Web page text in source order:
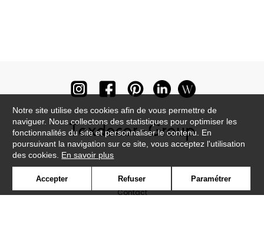
Contact
Notre site utilise des cookies afin de vous permettre de
naviguer. Nous collectons des statistiques pour optimiser les
fonctionnalités du site et personnaliser le contenu. En
poursuivant la navigation sur ce site, vous acceptez l'utilisation
des cookies. En savoir plus
Accepter Refuser Paramétrer